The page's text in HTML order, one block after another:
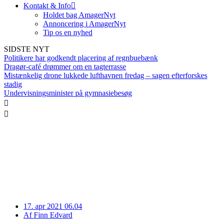
Kontakt & Info
Holdet bag AmagerNyt
Annoncering i AmagerNyt
Tip os en nyhed
SIDSTE NYT
Politikere har godkendt placering af regnbuebænk
Dragør-café drømmer om en tagterrasse
Mistænkelig drone lukkede lufthavnen fredag – sagen efterforskes
stadig
Undervisningsminister på gymnasiebesøg
17. apr 2021 06.04
AfFinn Edvard